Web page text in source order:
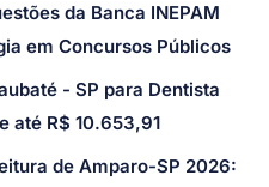
da Banca INEPAM
em Concursos Públicos
- SP para Dentista
até R$ 10.653,91
de Amparo-SP 2026: